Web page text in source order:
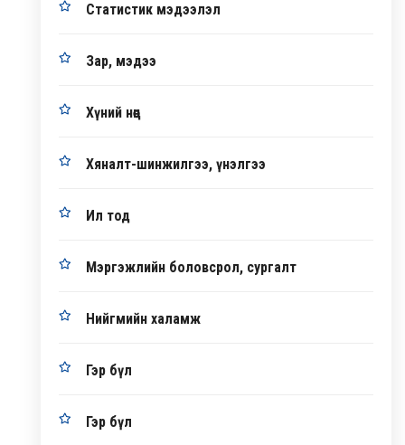
Статистик мэдээлэл
Зар, мэдээ
Хүний нөөц
Хяналт-шинжилгээ, үнэлгээ
Ил тод
Мэргэжлийн боловсрол, сургалт
Нийгмийн халамж
Гэр бүл
Гэр бүл